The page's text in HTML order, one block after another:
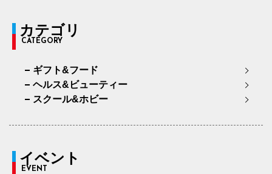
カテゴリ
CATEGORY
ギフト&フード
ヘルス&ビューティー
スクール&ホビー
イベント
EVENT